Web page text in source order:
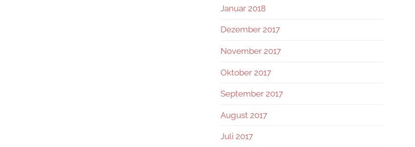
Januar 2018
Dezember 2017
November 2017
Oktober 2017
September 2017
August 2017
Juli 2017